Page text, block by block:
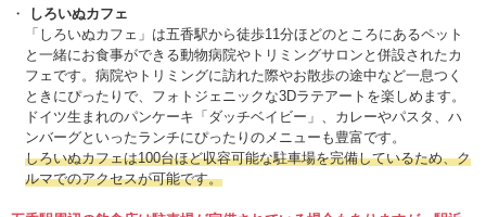
しろいぬカフェ
「しろいぬカフェ」は五香駅から徒歩11分ほどのところにあるペット
と一緒にお食事ができる動物病院やトリミングサロンと併設されたカ
フェです。病院やトリミングに訪れた際やお散歩の途中など一息つく
ときにぴったりで、フォトジェニックな3Dラテアートを楽しめます。
ドイツ生まれのパンケーキ「ダッチベイビー」、カレーやパスタ、ハ
ンバーグといったランチにぴったりのメニューも豊富です。
しろいぬカフェは100台ほど収容可能な駐車場を完備しているため、ク
ルマでのアクセスが可能です。